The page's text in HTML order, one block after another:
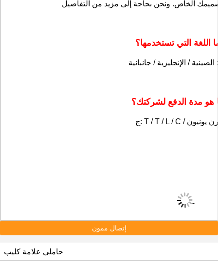
التي تستخدمها؟
مدة الدفع لشركتك؟
إتصال ممون
حاملي علامة كليب